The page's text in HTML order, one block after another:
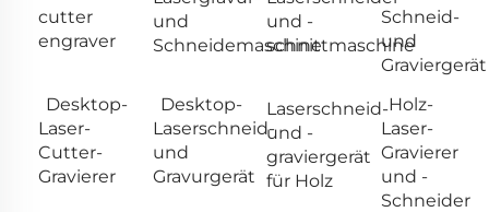
cutter
engraver
und
Schneidemaschine
und -
schnittmaschine
Schneid-
und
Graviergerät
Desktop-
Laser-
Cutter-
Gravierer
Desktop-
Laserschneid-
und
Gravurgerät
Laserschneid-
und -
graviergerät
für Holz
Holz-
Laser-
Gravierer
und -
Schneider